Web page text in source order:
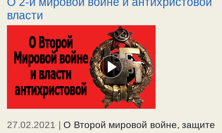
власти
27.02.2021
О Второй мировой войне, защите